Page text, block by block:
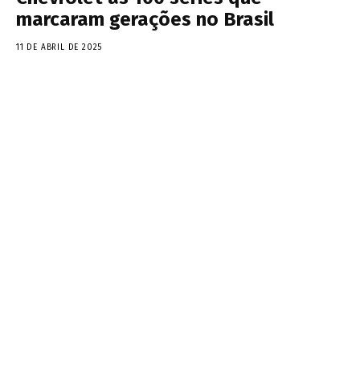
marcaram gerações no Brasil
11 DE ABRIL DE 2025